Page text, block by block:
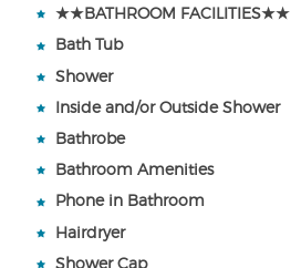
★★BATHROOM FACILITIES★★
Bath Tub
Shower
Inside and/or Outside Shower
Bathrobe
Bathroom Amenities
Phone in Bathroom
Hairdryer
Shower Cap